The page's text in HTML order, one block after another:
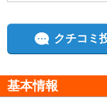
クチコミ
基本情報